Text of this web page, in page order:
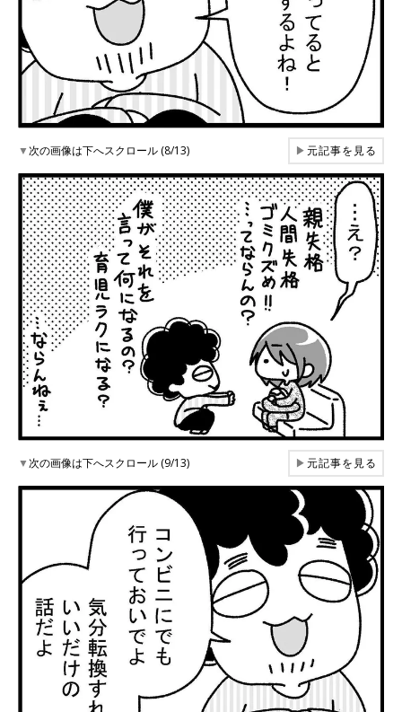
▼次の画像は下へスクロール (8/13) ▶元記事を見る
▼次の画像は下へスクロール (9/13) ▶元記事を見る